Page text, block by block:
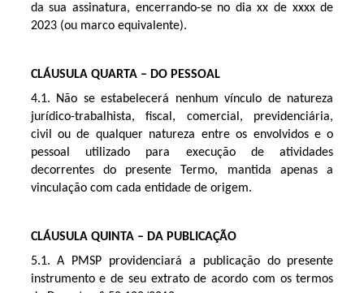
da sua assinatura, encerrando-se no dia xx de xxxx de
2023 (ou marco equivalente).
CLÁUSULA QUARTA – DO PESSOAL
4.1. Não se estabelecerá nenhum vínculo de natureza
jurídico-trabalhista, fiscal, comercial, previdenciária,
civil ou de qualquer natureza entre os envolvidos e o
pessoal utilizado para execução de atividades
decorrentes do presente Termo, mantida apenas a
vinculação com cada entidade de origem.
CLÁUSULA QUINTA – DA PUBLICAÇÃO
5.1. A PMSP providenciará a publicação do presente
instrumento e de seu extrato de acordo com os termos